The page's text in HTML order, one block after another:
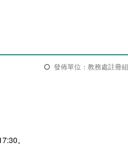
發佈單位：教務處註冊組
。